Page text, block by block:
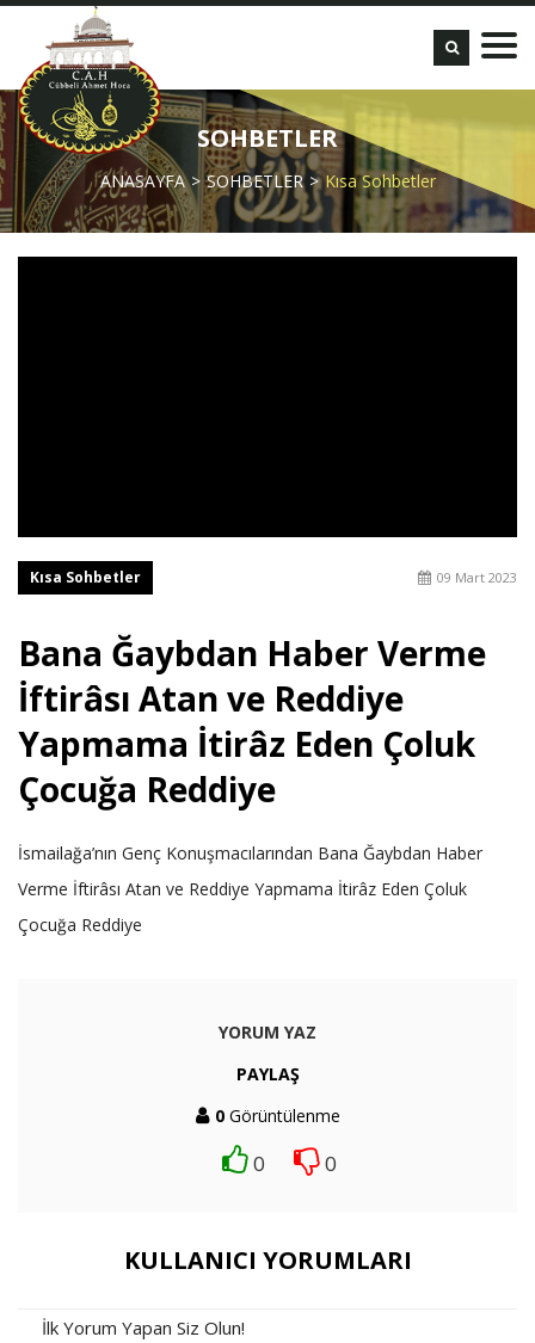
SOHBETLER
ANASAYFA SOHBETLER Kısa Sohbetler
Kısa Sohbetler 09 Mart 2023
Bana Ğaybdan Haber Verme
İftirâsı Atan ve Reddiye
Yapmama İtirâz Eden Çoluk
Çocuğa Reddiye
İsmailağa’nın Genç Konuşmacılarından Bana Ğaybdan Haber
Verme İftirâsı Atan ve Reddiye Yapmama İtirâz Eden Çoluk
Çocuğa Reddiye
YORUM YAZ
PAYLAŞ
0Görüntülenme
0 0
KULLANICI YORUMLARI
İlk Yorum Yapan Siz Olun!